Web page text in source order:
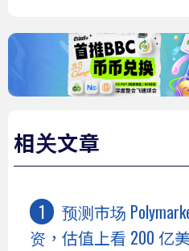
相关文章
预测市场
资，估值上看 200 亿